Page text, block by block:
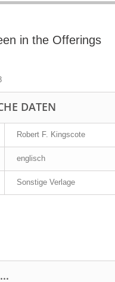
in the Offerings
DATEN
Robert F. Kingscote
englisch
Sonstige Verlage